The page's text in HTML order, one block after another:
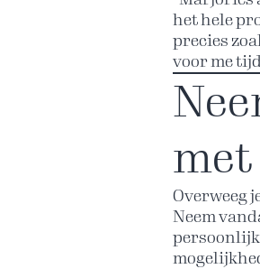
het hele
precies
voor me
met
Overweeg
Neem
persoonlijk